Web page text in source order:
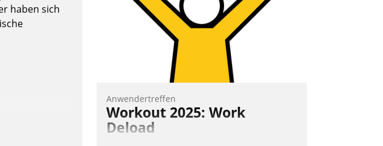
haben sich
Anwendertreffen
Workout 2025: Work
Deload